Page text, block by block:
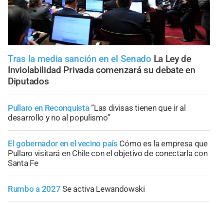
Tras la media sanción en el Senado La Ley de
Inviolabilidad Privada comenzará su debate en
Diputados
Pullaro en Reconquista“Las divisas tienen que ir al
desarrollo y no al populismo”
El gobernador en el vecino país Cómo es la empresa que
Pullaro visitará en Chile con el objetivo de conectarla con
Santa Fe
Rumbo a 2027 Se activa Lewandowski